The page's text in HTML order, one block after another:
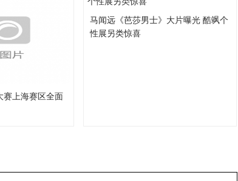
赛上海赛区全面
马闻远《芭莎男士》大片曝光 酷飒个
性展另类惊喜